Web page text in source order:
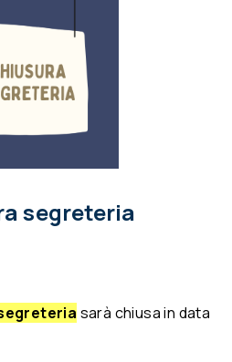
segreteria
sarà chiusa in data